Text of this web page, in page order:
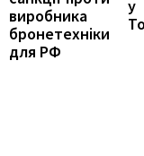
виробника
бронетехніки
для РФ
у